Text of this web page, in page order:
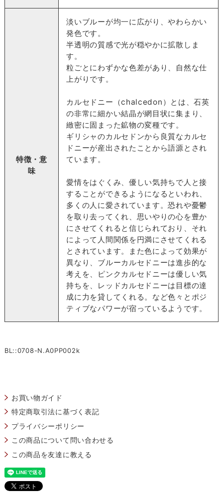
特徴・意
味
淡いブルーが均一に広がり、やわらかい
発色です。
半透明の質感で光が穏やかに拡散しま
す。
粒ごとにわずかな色差があり、自然な仕
上がりです。
カルセドニー（chalcedon）とは、石英
の非常に細かい結晶が網目状に集まり、
緻密に固まった鉱物の変種です。
ギリシャのカルセドンから良質なカルセ
ドニーが産出されたことから語源とされ
ています。
愛情をはぐくみ、優しい気持ちで人と接
することができるようになるといわれ、
多くの人に愛されています。恐れや憂鬱
を取り去ってくれ、思いやりの心を豊か
にさせてくれると信じられており、それ
によって人間関係を円満にさせてくれる
とされています。また色によって効果が
異なり、ブルーカルセドニーは進歩的な
考えを、ピンクカルセドニーは優しい気
持ちを、レッドカルセドニーは目標の達
成に力を貸してくれる。など色々とポジ
ティブなパワーが宿っているようです。
BL::0708-N.A0PP002k
お買い物ガイド
特定商取引法に基づく表記
プライバシーポリシー
この商品について問い合わせる
この商品を友達に教える